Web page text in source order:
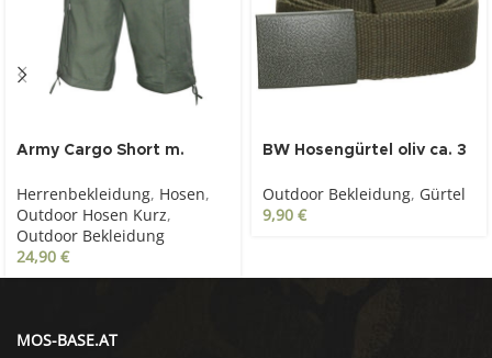
Army Cargo Short m.
Herrenbekleidung, Hosen,
Outdoor Hosen Kurz,
Outdoor Bekleidung
24,90 €
BW Hosengürtel oliv ca. 3
Outdoor Bekleidung, Gürtel
9,90 €
MOS-BASE.AT